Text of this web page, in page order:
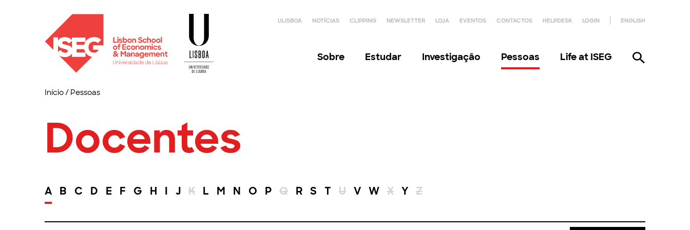
ULISBOA NOTÍCIAS CLIPPING NEWSLETTER LOJA EVENTOS CONTACTOS HELPDESK LOGIN ENGLISH
Sobre Estudar Investigação Pessoas Life at ISEG
Início/ Pessoas
Docentes
A B C D E F G H I J K L M N O P Q R S T U V W X Y Z